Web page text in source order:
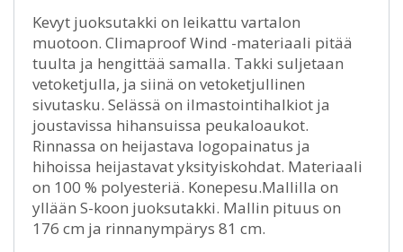
Kevyt juoksutakki on leikattu vartalon
muotoon. Climaproof Wind -materiaali pitää
tuulta ja hengittää samalla. Takki suljetaan
vetoketjulla, ja siinä on vetoketjullinen
sivutasku. Selässä on ilmastointihalkiot ja
joustavissa hihansuissa peukaloaukot.
Rinnassa on heijastava logopainatus ja
hihoissa heijastavat yksityiskohdat. Materiaali
on 100 % polyesteriä. Konepesu.Mallilla on
yllään S-koon juoksutakki. Mallin pituus on
176 cm ja rinnanympärys 81 cm.